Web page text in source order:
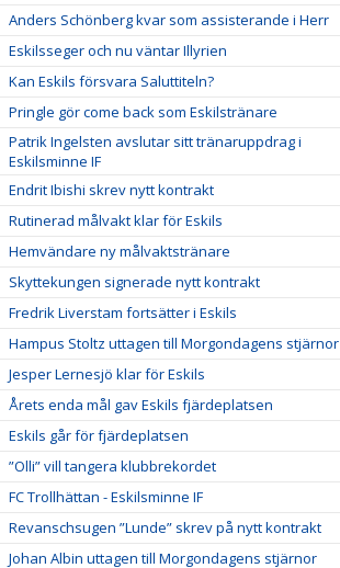
Anders Schönberg kvar som assisterande i Herr
Eskilsseger och nu väntar Illyrien
Kan Eskils försvara Saluttiteln?
Pringle gör come back som Eskilstränare
Patrik Ingelsten avslutar sitt tränaruppdrag i
Eskilsminne IF
Endrit Ibishi skrev nytt kontrakt
Rutinerad målvakt klar för Eskils
Hemvändare ny målvaktstränare
Skyttekungen signerade nytt kontrakt
Fredrik Liverstam fortsätter i Eskils
Hampus Stoltz uttagen till Morgondagens stjärnor
Jesper Lernesjö klar för Eskils
Årets enda mål gav Eskils fjärdeplatsen
Eskils går för fjärdeplatsen
”Olli” vill tangera klubbrekordet
FC Trollhättan - Eskilsminne IF
Revanschsugen ”Lunde” skrev på nytt kontrakt
Johan Albin uttagen till Morgondagens stjärnor